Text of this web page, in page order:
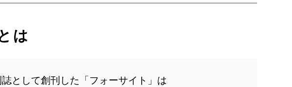
は
として創刊した「フォーサイト」は